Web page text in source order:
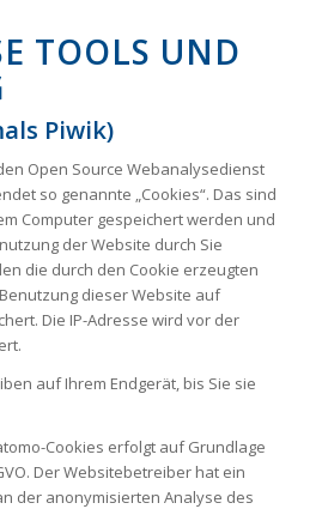
TOOLS UND
Piwik)
Open Source Webanalysedienst
so genannte „Cookies“. Das sind
Computer gespeichert werden und
der Website durch Sie
die durch den Cookie erzeugten
dieser Website auf
Die IP-Adresse wird vor der
auf Ihrem Endgerät, bis Sie sie
Cookies erfolgt auf Grundlage
Der Websitebetreiber hat ein
der anonymisierten Analyse des